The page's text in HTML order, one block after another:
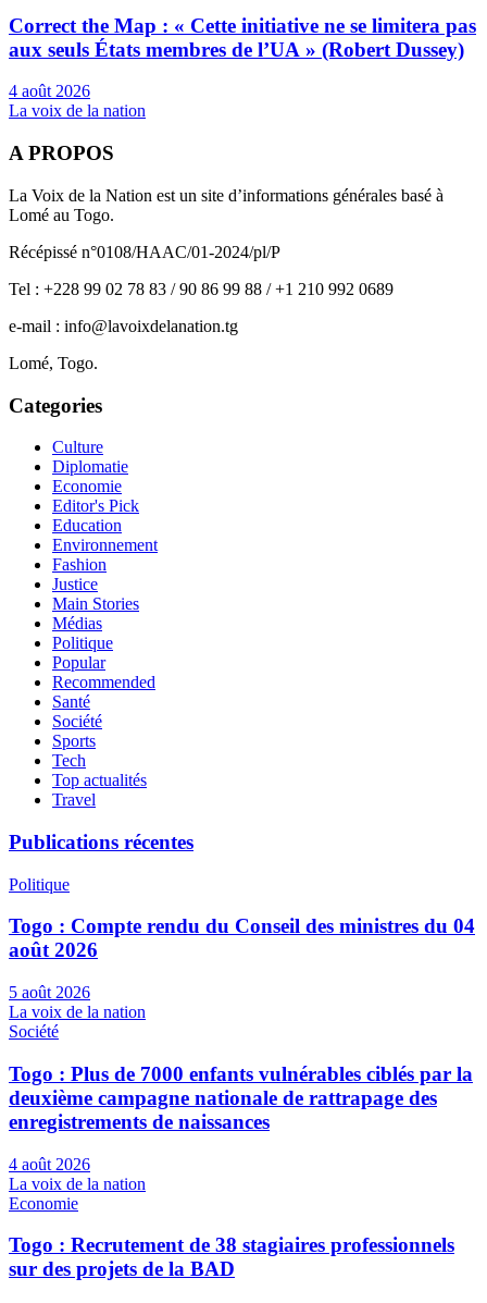
Correct the Map : « Cette initiative ne se limitera pas
aux seuls États membres de l’UA » (Robert Dussey)
4 août 2026
La voix de la nation
A PROPOS
La Voix de la Nation est un site d’informations générales basé à
Lomé au Togo.
Récépissé n°0108/HAAC/01-2024/pl/P
Tel : +228 99 02 78 83 / 90 86 99 88 / +1 210 992 0689
e-mail : info@lavoixdelanation.tg
Lomé, Togo.
Categories
Culture
Diplomatie
Economie
Editor's Pick
Education
Environnement
Fashion
Justice
Main Stories
Médias
Politique
Popular
Recommended
Santé
Société
Sports
Tech
Top actualités
Travel
Publications récentes
Politique
Togo : Compte rendu du Conseil des ministres du 04
août 2026
5 août 2026
La voix de la nation
Société
Togo : Plus de 7000 enfants vulnérables ciblés par la
deuxième campagne nationale de rattrapage des
enregistrements de naissances
4 août 2026
La voix de la nation
Economie
Togo : Recrutement de 38 stagiaires professionnels
sur des projets de la BAD